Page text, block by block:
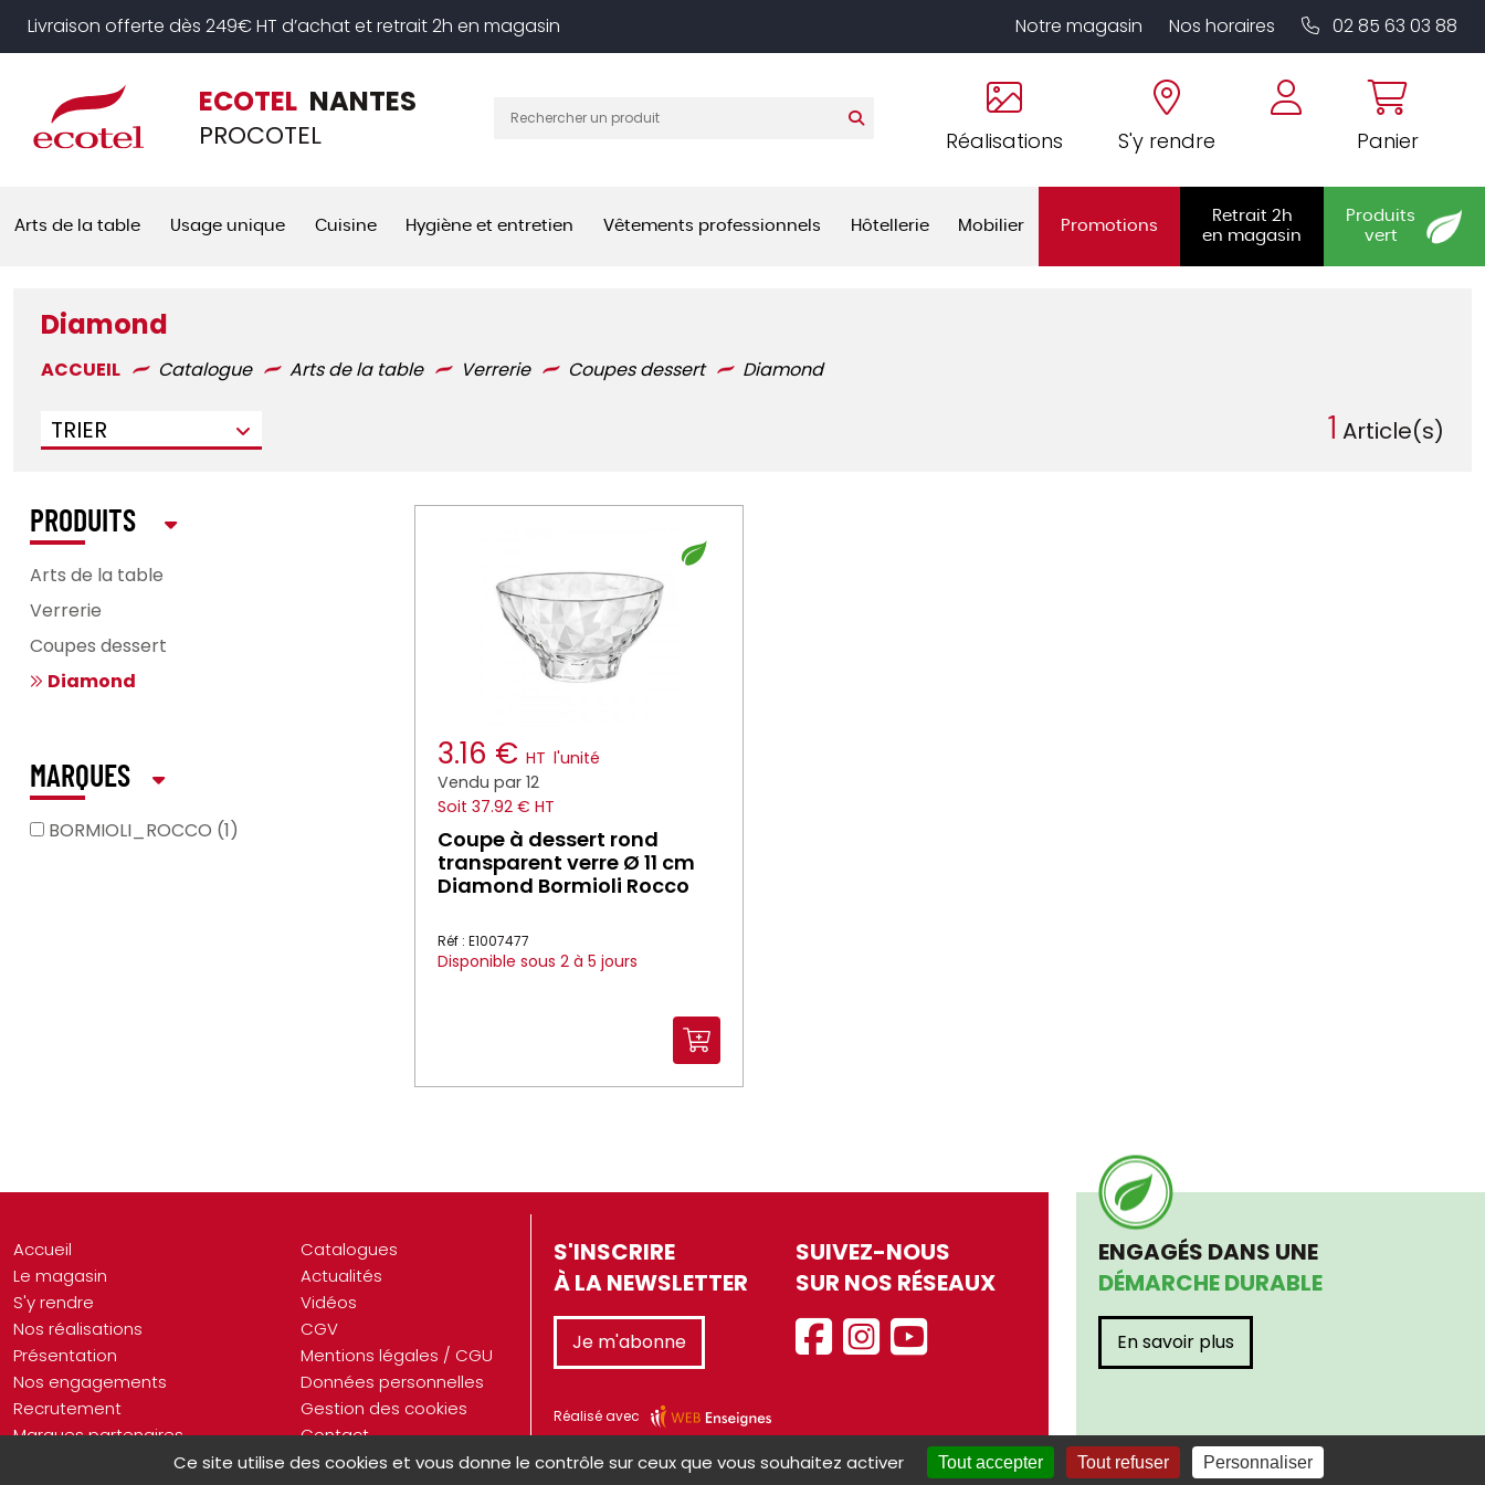
Livraison offerte dès 249€ HT d’achat et retrait 2h en magasin Notre magasin Nos horaires 02 85 63 03 88
ECOTEL NANTES
PROCOTEL Réalisations S'y rendre Panier
Arts de la table Usage unique Cuisine Hygiène et entretien Vêtements professionnels Hôtellerie Mobilier Promotions
Retrait 2h
en magasin
Produits
vert
Diamond
ACCUEIL Catalogue Arts de la table Verrerie Coupes dessert Diamond
TRIER 1 Article(s)
3.16 € HT l'unité
Vendu par 12
Soit 37.92 € HT
Coupe à dessert rond
transparent verre Ø 11 cm
Diamond Bormioli Rocco
Réf : E1007477
Disponible sous 2 à 5 jours
PRODUITS
Arts de la table
Verrerie
Coupes dessert
Diamond
MARQUES
BORMIOLI_ROCCO (1)
Accueil
Le magasin
S'y rendre
Nos réalisations
Présentation
Nos engagements
Recrutement
Marques partenaires
Catalogues
Actualités
Vidéos
CGV
Mentions légales / CGU
Données personnelles
Gestion des cookies
Contact
S'INSCRIRE
À LA NEWSLETTER
Je m'abonne
SUIVEZ-NOUS
SUR NOS RÉSEAUX
Réalisé avec
ENGAGÉS DANS UNE
DÉMARCHE DURABLE
En savoir plus
Panneau de gestion des cookies
Ce site utilise des cookies et vous donne le contrôle sur ceux que vous souhaitez activer Tout accepter Tout refuser Personnaliser